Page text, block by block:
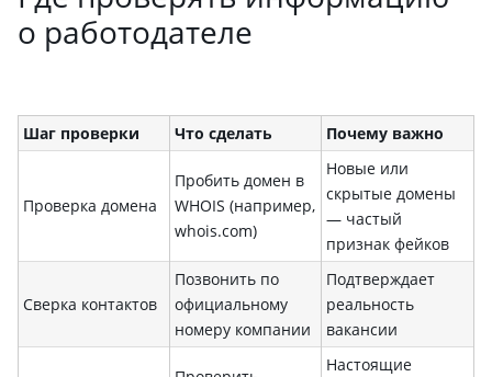
о работодателе
Шаг проверки Что сделать Почему важно
Проверка домена
Пробить домен в
WHOIS (например,
whois.com)
Новые или
скрытые домены
— частый
признак фейков
Сверка контактов
Позвонить по
официальному
номеру компании
Подтверждает
реальность
вакансии
Настоящие